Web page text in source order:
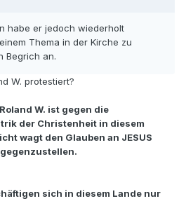
habe er jedoch wiederholt
Thema in der Kirche zu
Begrich an.
W. protestiert?
W. ist gegen die
der Christenheit in diesem
wagt den Glauben an JESUS
sich in diesem Lande nur